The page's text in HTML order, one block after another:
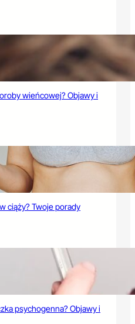
wieńcowej? Objawy i
ciąży? Twoje porady
psychogenna? Objawy i